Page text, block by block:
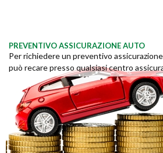
PREVENTIVO ASSICURAZIONE AUTO
Per richiedere un preventivo
può recare presso qualsiasi centro